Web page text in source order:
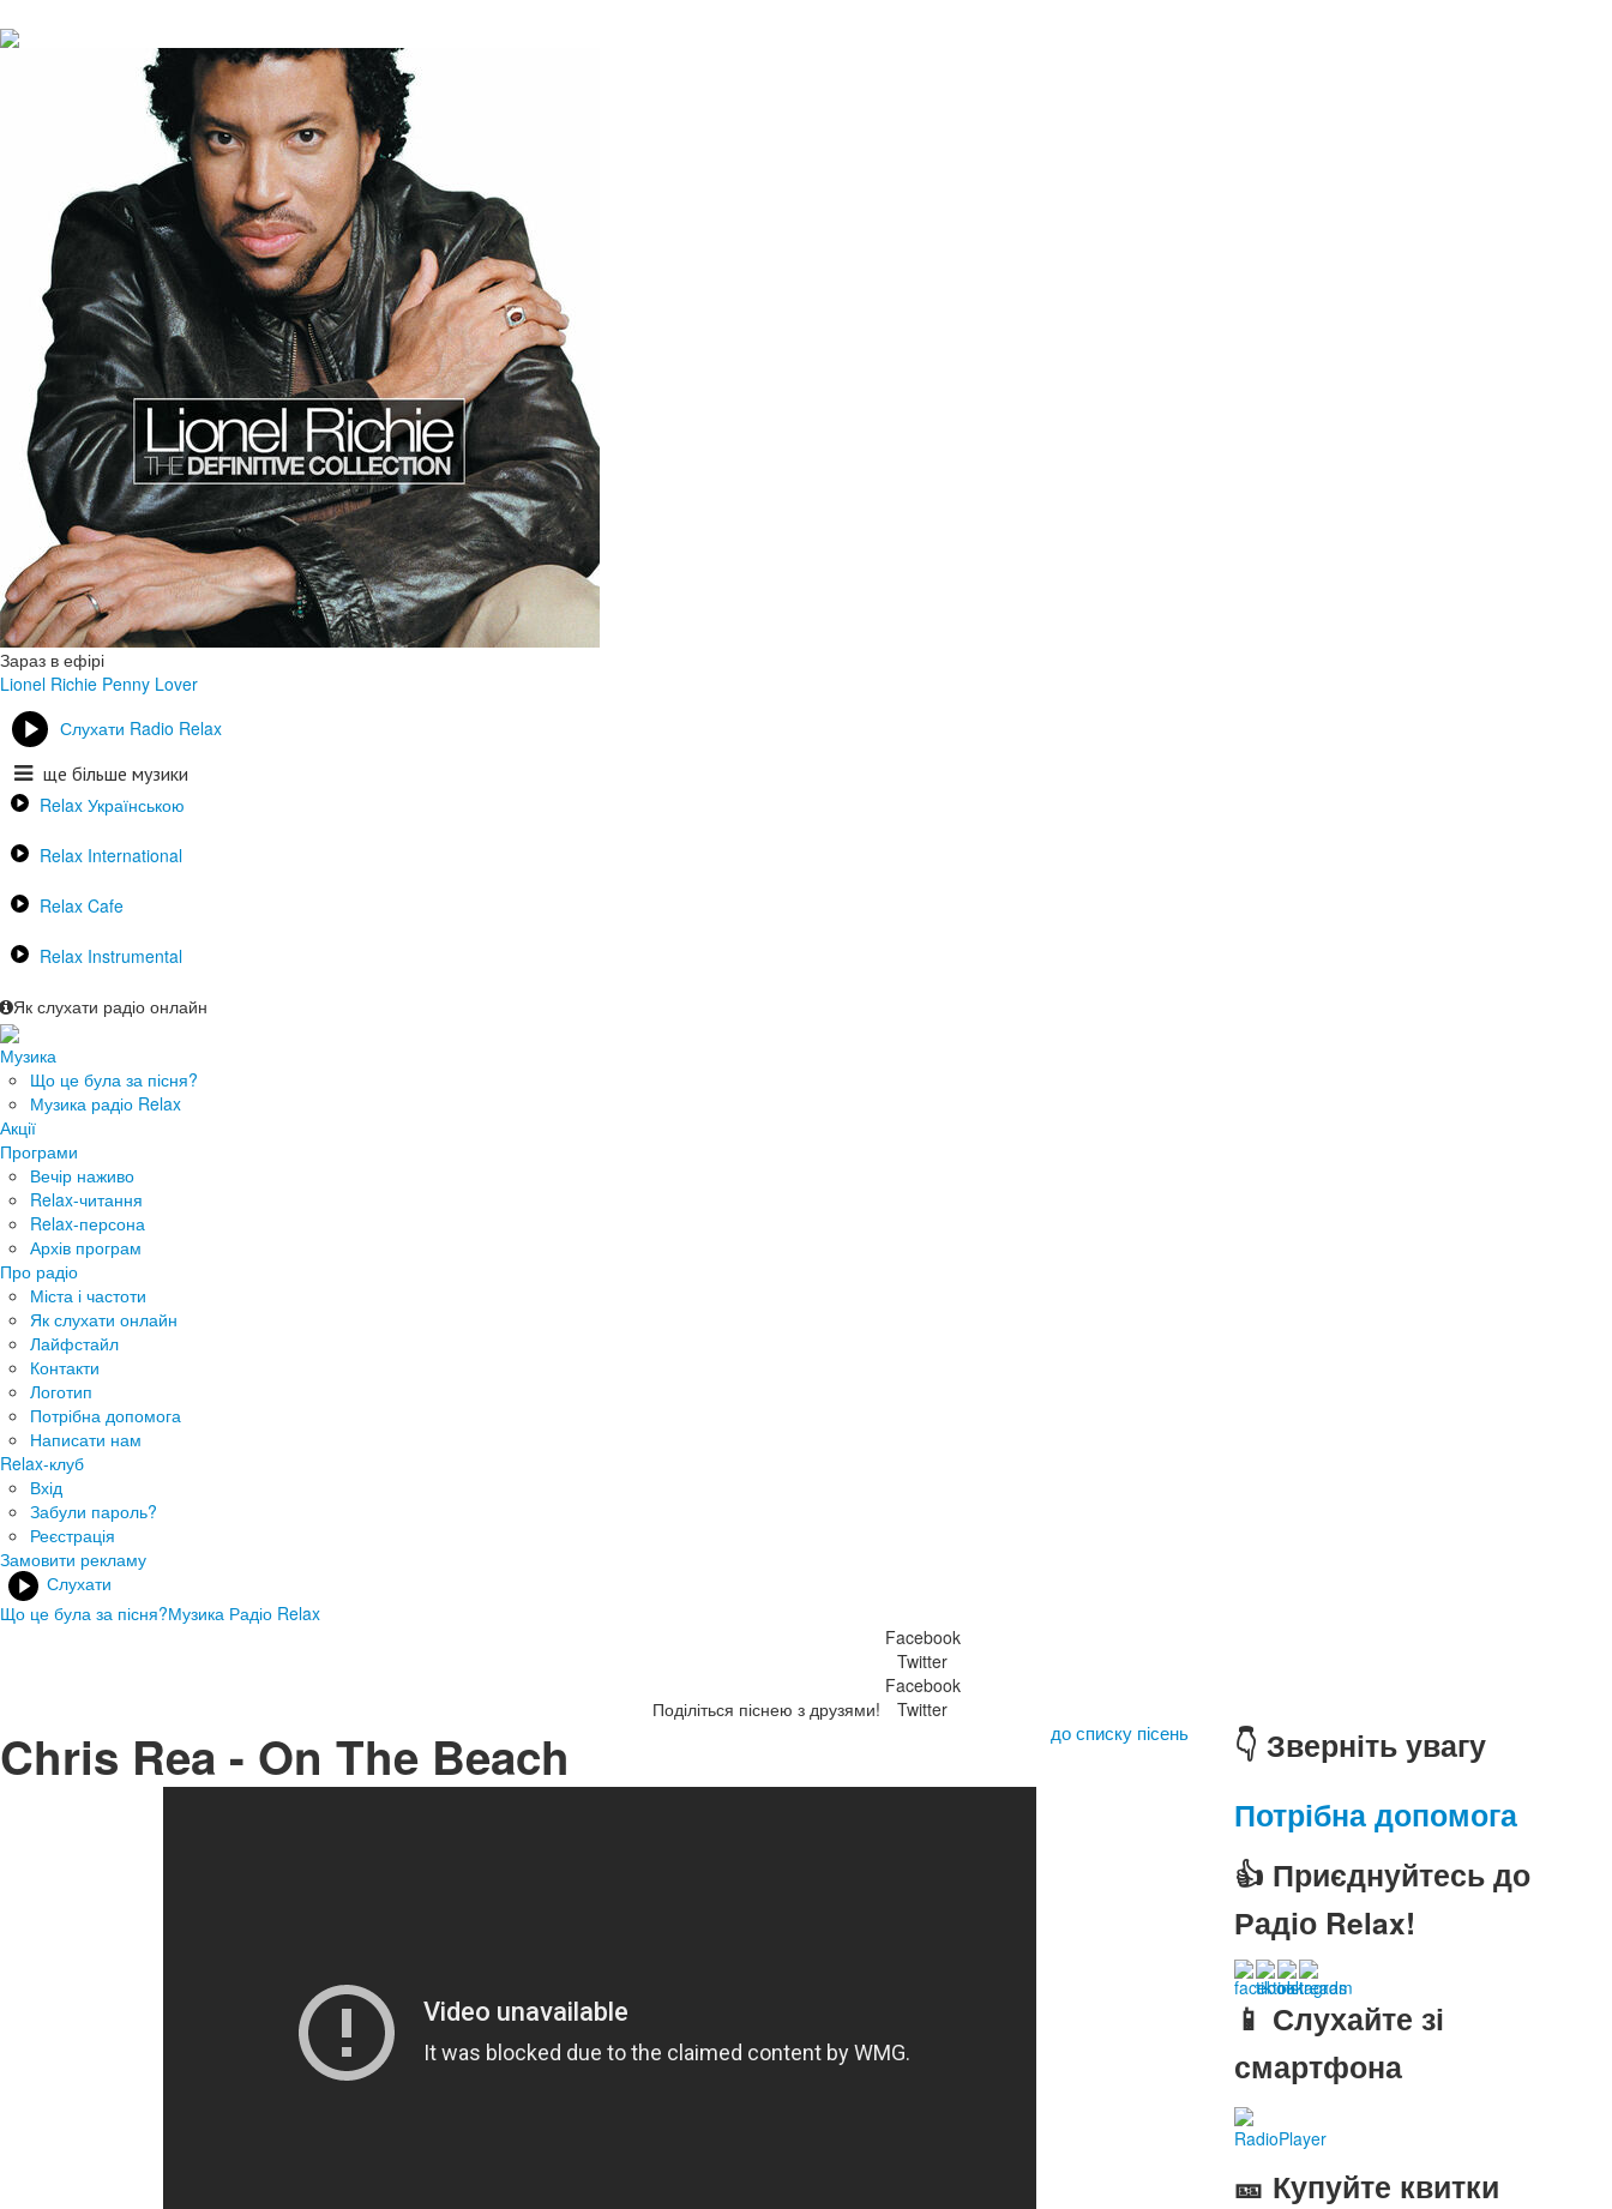
Зараз в ефірі
Lionel Richie Penny Lover
Слухати Radio Relax
ще більше музики
Relax Українською
Relax International
Relax Cafe
Relax Instrumental
Як слухати радіо онлайн
Музика
Що це була за пісня?
Музика радіо Relax
Акції
Програми
Вечір наживо
Relax-читання
Relax-персона
Архів програм
Про радіо
Міста і частоти
Як слухати онлайн
Лайфстайл
Контакти
Логотип
Потрібна допомога
Написати нам
Relax-клуб
Вхід
Забули пароль?
Реєстрація
Замовити рекламу
Слухати
Що це була за пісня?Музика Радіо Relax
Поділіться піснею з друзями!
Facebook
Twitter
Facebook
Twitter
Chris Rea - On The Beach до списку пісень
👇 Зверніть увагу
Потрібна допомога
👍 Приєднуйтесь до
Радіо Relax!
📱 Слухайте зі
смартфона
RadioPlayer
🎫 Купуйте квитки